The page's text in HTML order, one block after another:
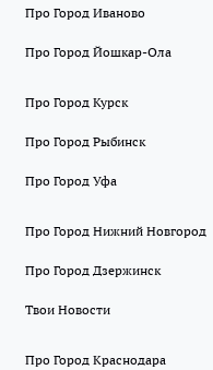
Про Город Иваново
Про Город Йошкар-Ола
Про Город Курск
Про Город Рыбинск
Про Город Уфа
Про Город Нижний Новгород
Про Город Дзержинск
Твои Новости
Про Город Краснодара